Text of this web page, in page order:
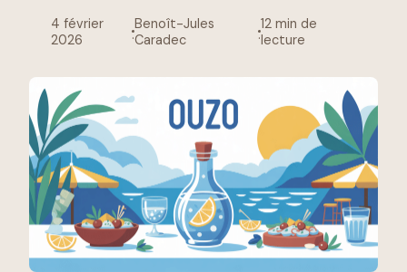
4 février
2026
·
Benoît-Jules
Caradec
·
12 min de
lecture